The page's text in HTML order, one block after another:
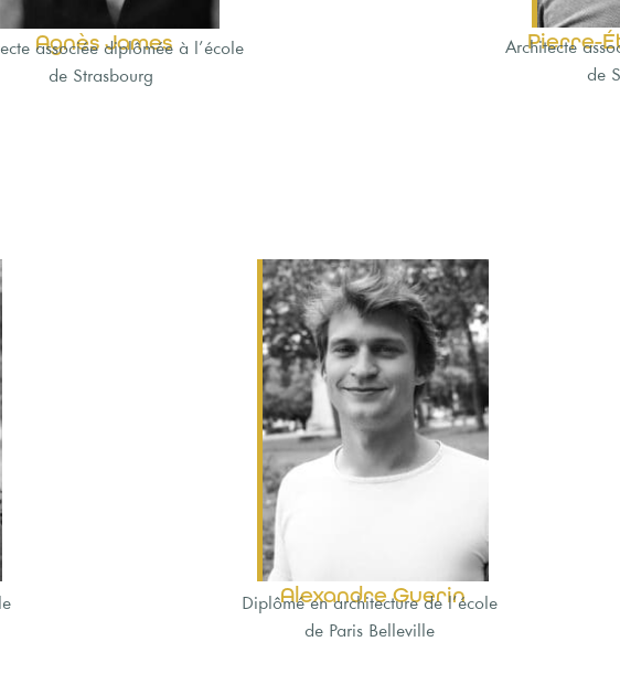
Agnès James
associée diplômée à l’école
de Strasbourg
Pierre-
Architecte
de
Alexandre Guerin
Diplômé en architecture de l’école
de Paris Belleville